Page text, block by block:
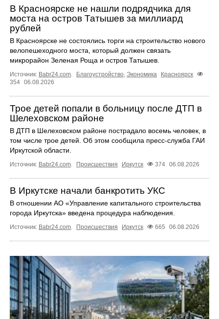
В Красноярске не нашли подрядчика для
моста на остров Татышев за миллиард
рублей
В Красноярске не состоялись торги на строительство нового
велопешеходного моста, который должен связать
микрорайон Зеленая Роща и остров Татышев.
Источник: Babr24.com. Благоустройство, Экономика
Красноярск
354 06.08.2026
Трое детей попали в больницу после ДТП в
Шелеховском районе
В ДТП в Шелеховском районе пострадало восемь человек, в
том числе трое детей. Об этом сообщила пресс‑служба ГАИ
Иркутской области.
Источник: Babr24.com. Происшествия Иркутск 374 06.08.2026
В Иркутске начали банкротить УКС
В отношении АО «Управление капитального строительства
города Иркутска» введена процедура наблюдения.
Источник: Babr24.com. Происшествия Иркутск 665 06.08.2026